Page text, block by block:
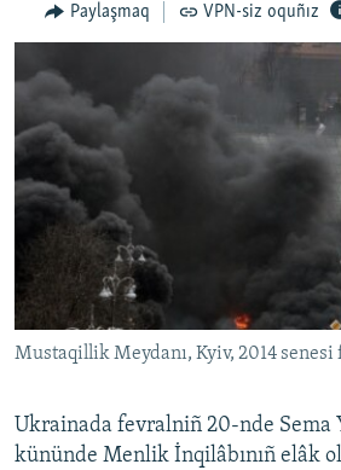
qaytmaq
MEDENİYET
VİDEO
SÜRET
BLOGLAR
FİKİR
Русский
Українською
Paylaşmaq VPN-siz oquñız
Mustaqillik Meydanı, Kyiv, 2014
Ukrainada fevralniñ 20-nde Sema
kününde Menlik İnqilâbınıñ elâk